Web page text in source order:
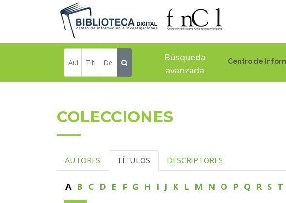
Centro de
Búsqueda
avanzada
COLECCIONES
AUTORES TÍTULOS DESCRIPTORES
A B C D E F G H I J K L M N O P Q R S T